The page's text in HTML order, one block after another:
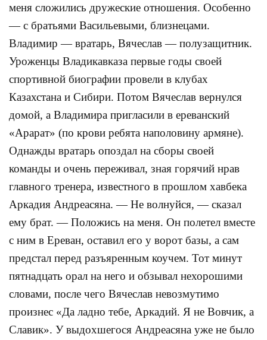
меня сложились дружеские отношения. Особенно
— с братьями Васильевыми, близнецами.
Владимир — вратарь, Вячеслав — полузащитник.
Уроженцы Владикавказа первые годы своей
спортивной биографии провели в клубах
Казахстана и Сибири. Потом Вячеслав вернулся
домой, а Владимира пригласили в ереванский
«Арарат» (по крови ребята наполовину армяне).
Однажды вратарь опоздал на сборы своей
команды и очень переживал, зная горячий нрав
главного тренера, известного в прошлом хавбека
Аркадия Андреасяна. — Не волнуйся, — сказал
ему брат. — Положись на меня. Он полетел вместе
с ним в Ереван, оставил его у ворот базы, а сам
предстал перед разъяренным коучем. Тот минут
пятнадцать орал на него и обзывал нехорошими
словами, после чего Вячеслав невозмутимо
произнес «Да ладно тебе, Аркадий. Я не Вовчик, а
Славик». У выдохшегося Андреасяна уже не было